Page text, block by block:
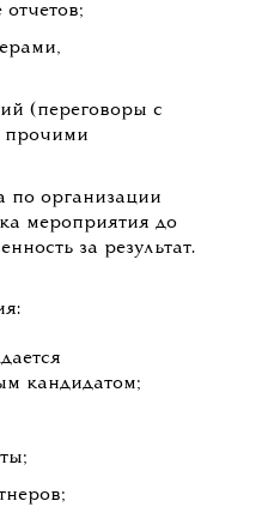
отчетов;
(переговоры с
прочими
по организации
мероприятия до
за результат.
кандидатом;